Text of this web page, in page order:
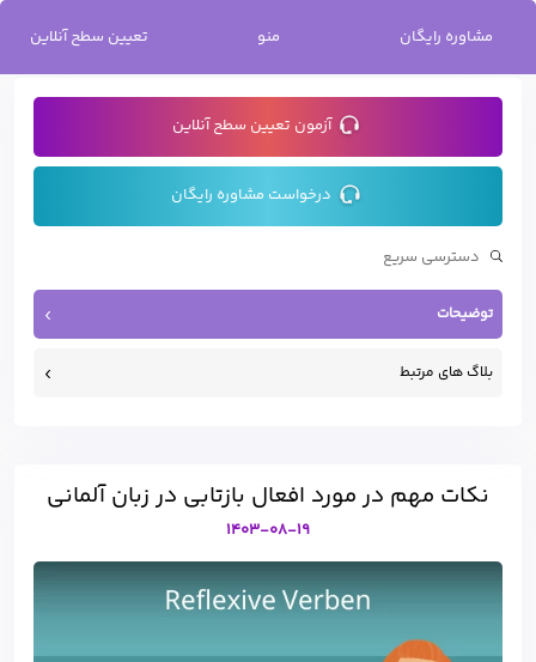
مشاوره رایگان منو تعیین سطح آنلاین / نکات مهم در مورد افعال بازتابی در زبان آلمانی
نکات مهم در مورد افعال بازتابی در زبان آلمانی
1403-08-19
آزمون تعیین سطح آنلاین
درخواست مشاوره رایگان
توضیحات
بلاگ های مرتبط